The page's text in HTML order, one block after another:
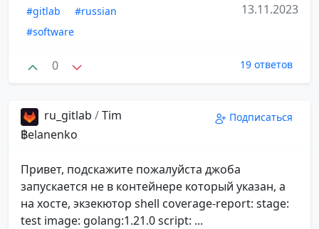
#gitlab
#russian
#software
13.11.2023
0 19 ответов
ru_gitlab /Tim
฿elanenko
Подписаться
Привет, подскажите пожалуйста джоба
запускается не в контейнере который указан, а
на хосте, экзекютор shell coverage-report: stage:
test image: golang:1.21.0 script: ...